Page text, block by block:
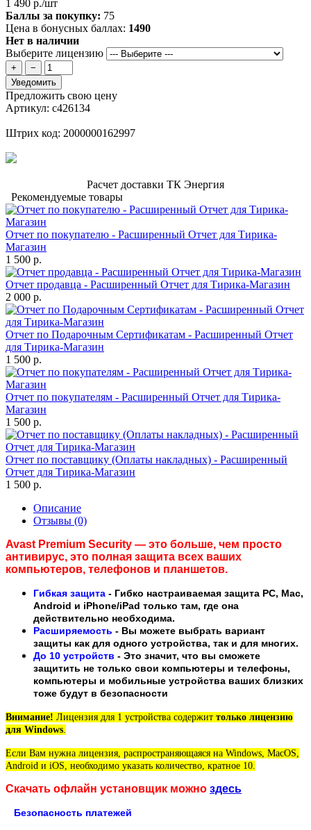
1 490 р./шт
Баллы за покупку: 75
Цена в бонусных баллах: 1490
Нет в наличии
Выберите лицензию
+
−
Уведомить
Предложить свою цену
Артикул: с426134
Штрих код: 2000000162997
Расчет доставки ТК Энергия
Рекомендуемые товары
Отчет по покупателю - Расширенный Отчет для Тирика-
Магазин
1 500 р.
Отчет продавца - Расширенный Отчет для Тирика-Магазин
2 000 р.
Отчет по Подарочным Сертификатам - Расширенный Отчет
для Тирика-Магазин
1 500 р.
Отчет по покупателям - Расширенный Отчет для Тирика-
Магазин
1 500 р.
Отчет по поставщику (Оплаты накладных) - Расширенный
Отчет для Тирика-Магазин
1 500 р.
Описание
Отзывы (0)
Avast Premium Security — это больше, чем просто
антивирус, это полная защита всех ваших
компьютеров, телефонов и планшетов.
Гибкая защита - Гибко настраиваемая защита PC, Mac,
Android и iPhone/iPad только там, где она
действительно необходима.
Расширяемость - Вы можете выбрать вариант
защиты как для одного устройства, так и для многих.
До 10 устройств - Это значит, что вы сможете
защитить не только свои компьютеры и телефоны,
компьютеры и мобильные устройства ваших близких
тоже будут в безопасности
Внимание! Лицензия для 1 устройства содержит только лицензию
для Windows.
Если Вам нужна лицензия, распространяющаяся на Windows, MacOS,
Android и iOS, необходимо указать количество, кратное 10.
Скачать офлайн установщик можно здесь
Безопасность платежей